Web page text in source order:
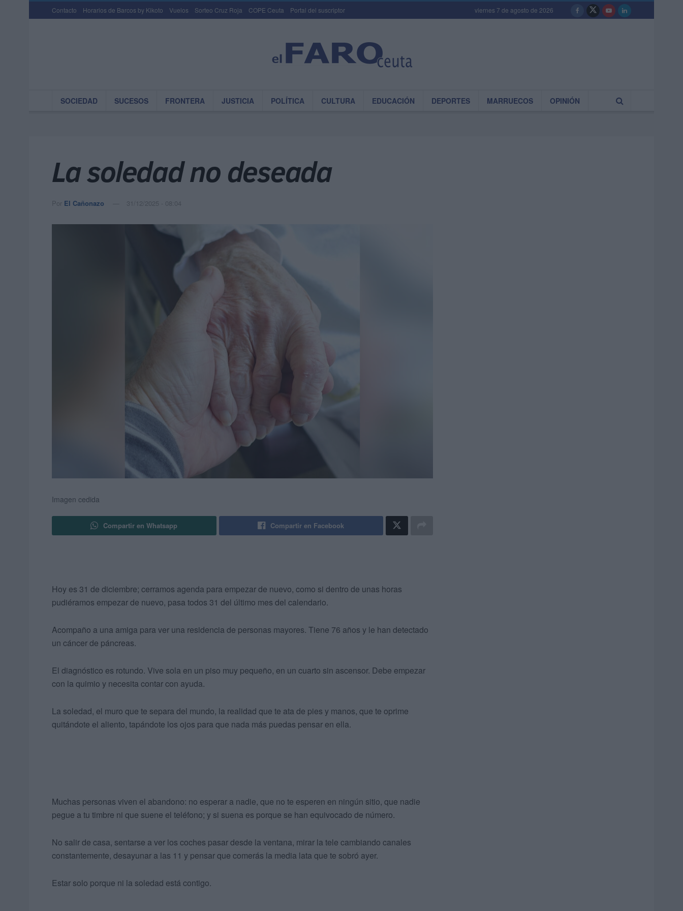
Contacto Horarios de Barcos by Kikoto Vuelos Sorteo Cruz Roja COPE Ceuta Portal del suscriptor viernes 7 de agosto de 2026
SOCIEDAD SUCESOS FRONTERA JUSTICIA POLÍTICA CULTURA EDUCACIÓN DEPORTES MARRUECOS OPINIÓN
La soledad no deseada
Por El Cañonazo 31/12/2025 - 08:04
Imagen cedida
Compartir en Whatsapp Compartir en Facebook
Hoy es 31 de diciembre; cerramos agenda para empezar de nuevo, como si dentro de unas horas
pudiéramos empezar de nuevo, pasa todos 31 del último mes del calendario.
Acompaño a una amiga para ver una residencia de personas mayores. Tiene 76 años y le han detectado
un cáncer de páncreas.
El diagnóstico es rotundo. Vive sola en un piso muy pequeño, en un cuarto sin ascensor. Debe empezar
con la quimio y necesita contar con ayuda.
La soledad, el muro que te separa del mundo, la realidad que te ata de pies y manos, que te oprime
quitándote el aliento, tapándote los ojos para que nada más puedas pensar en ella.
Muchas personas viven el abandono: no esperar a nadie, que no te esperen en ningún sitio, que nadie
pegue a tu timbre ni que suene el teléfono; y si suena es porque se han equivocado de número.
No salir de casa, sentarse a ver los coches pasar desde la ventana, mirar la tele cambiando canales
constantemente, desayunar a las 11 y pensar que comerás la media lata que te sobró ayer.
Estar solo porque ni la soledad está contigo.